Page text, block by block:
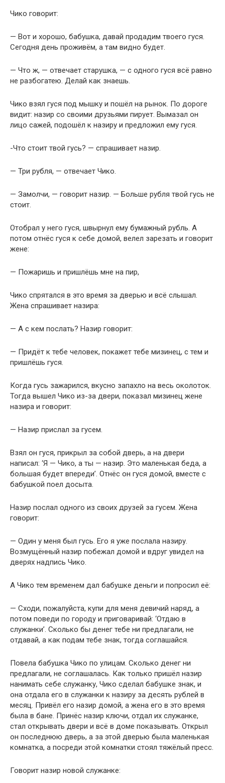
Чико говорит:
— Вот и хорошо, бабушка, давай продадим твоего гуся.
Сегодня день проживём, а там видно будет.
— Что ж, — отвечает старушка, — с одного гуся всё равно
не разбогатею. Делай как знаешь.
Чико взял гуся под мышку и пошёл на рынок. По дороге
видит: назир со своими друзьями пирует. Вымазал он
лицо сажей, подошёл к назиру и предложил ему гуся.
-Что стоит твой гусь? — спрашивает назир.
— Три рубля, — отвечает Чико.
— Замолчи, — говорит назир. — Больше рубля твой гусь не
стоит.
Отобрал у него гуся, швырнул ему бумажный рубль. А
потом отнёс гуся к себе домой, велел зарезать и говорит
жене:
— Пожаришь и пришлёшь мне на пир,
Чико спрятался в это время за дверью и всё слышал.
Жена спрашивает назира:
— А с кем послать? Назир говорит:
— Придёт к тебе человек, покажет тебе мизинец, с тем и
пришлёшь гуся.
Когда гусь зажарился, вкусно запахло на весь околоток.
Тогда вышел Чико из-за двери, показал мизинец жене
назира и говорит:
— Назир прислал за гусем.
Взял он гуся, прикрыл за собой дверь, а на двери
написал: ‘Я — Чико, а ты — назир. Это маленькая беда, а
большая будет впереди’. Отнёс он гуся домой, вместе с
бабушкой поел досыта.
Назир послал одного из своих друзей за гусем. Жена
говорит:
— Один у меня был гусь. Его я уже послала назиру.
Возмущённый назир побежал домой и вдруг увидел на
дверях надпись Чико.
А Чико тем временем дал бабушке деньги и попросил её:
— Сходи, пожалуйста, купи для меня девичий наряд, а
потом поведи по городу и приговаривай: ‘Отдаю в
служанки’. Сколько бы денег тебе ни предлагали, не
отдавай, а как подам тебе знак, тогда соглашайся.
Повела бабушка Чико по улицам. Сколько денег ни
предлагали, не соглашалась. Как только пришёл назир
нанимать себе служанку, Чико сделал бабушке знак, и
она отдала его в служанки к назиру за десять рублей в
месяц. Привёл его назир домой, а жена его в это время
была в бане. Принёс назир ключи, отдал их служанке,
стал открывать двери и всё в доме показывать. Открыл
он последнюю дверь, а за этой дверью была маленькая
комнатка, а посреди этой комнатки стоял тяжёлый пресс.
Говорит назир новой служанке: